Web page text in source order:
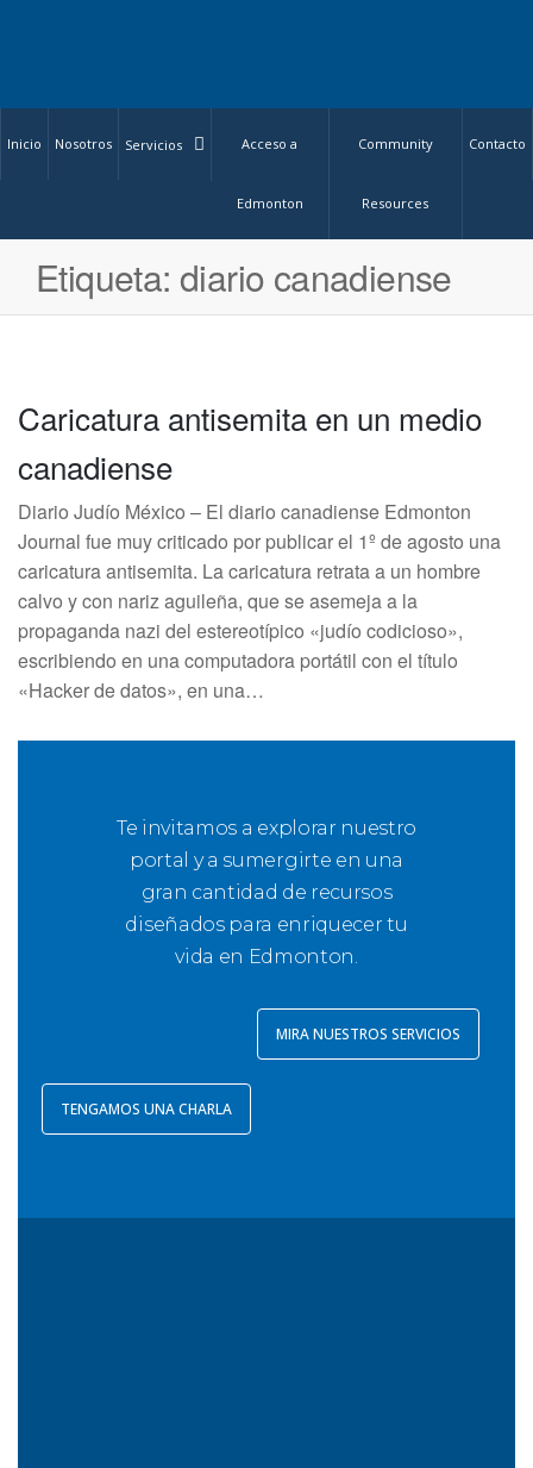
Inicio Nosotros Servicios Acceso a
Edmonton
Community
Resources
Contacto
Etiqueta:diario canadiense
Caricatura antisemita en un medio
canadiense
Diario Judío México – El diario canadiense Edmonton
Journal fue muy criticado por publicar el 1º de agosto una
caricatura antisemita. La caricatura retrata a un hombre
calvo y con nariz aguileña, que se asemeja a la
propaganda nazi del estereotípico «judío codicioso»,
escribiendo en una computadora portátil con el título
«Hacker de datos», en una…
Te invitamos a explorar nuestro
portal y a sumergirte en una
gran cantidad de recursos
diseñados para enriquecer tu
vida en Edmonton.
MIRA NUESTROS SERVICIOS
TENGAMOS UNA CHARLA